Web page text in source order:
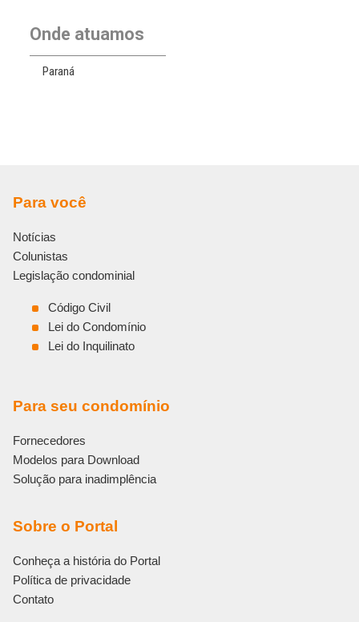
Onde atuamos
Paraná
Para você
Notícias
Colunistas
Legislação condominial
Código Civil
Lei do Condomínio
Lei do Inquilinato
Para seu condomínio
Fornecedores
Modelos para Download
Solução para inadimplência
Sobre o Portal
Conheça a história do Portal
Política de privacidade
Contato